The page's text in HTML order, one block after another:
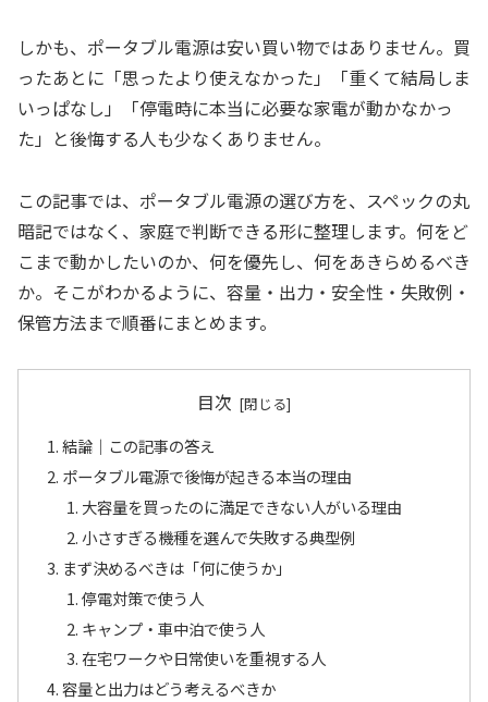
しかも、ポータブル電源は安い買い物ではありません。買
ったあとに「思ったより使えなかった」「重くて結局しま
いっぱなし」「停電時に本当に必要な家電が動かなかっ
た」と後悔する人も少なくありません。
この記事では、ポータブル電源の選び方を、スペックの丸
暗記ではなく、家庭で判断できる形に整理します。何をど
こまで動かしたいのか、何を優先し、何をあきらめるべき
か。そこがわかるように、容量・出力・安全性・失敗例・
保管方法まで順番にまとめます。
目次
結論｜この記事の答え
ポータブル電源で後悔が起きる本当の理由
大容量を買ったのに満足できない人がいる理由
小さすぎる機種を選んで失敗する典型例
まず決めるべきは「何に使うか」
停電対策で使う人
キャンプ・車中泊で使う人
在宅ワークや日常使いを重視する人
容量と出力はどう考えるべきか